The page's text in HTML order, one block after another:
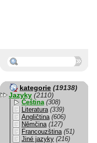
kategorie (19138)
Jazyky (2110)
Čeština (308)
Literatura (339)
Angličtina (606)
Němčina (127)
Francouzština (51)
Jiné jazyky (216)